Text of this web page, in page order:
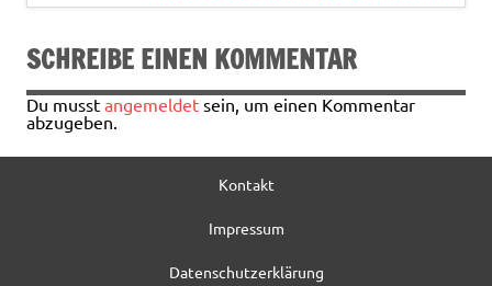
k
SCHREIBE EINEN KOMMENTAR
Du musst angemeldet sein, um einen Kommentar
abzugeben.
Kontakt
Impressum
Datenschutzerklärung